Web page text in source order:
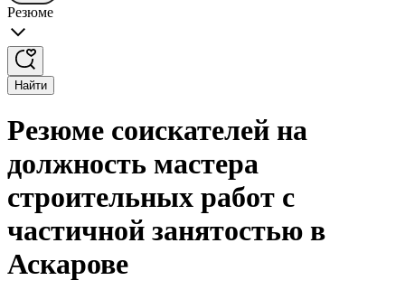
Резюме
Найти
Резюме соискателей на
должность мастера
строительных работ с
частичной занятостью в
Аскарове